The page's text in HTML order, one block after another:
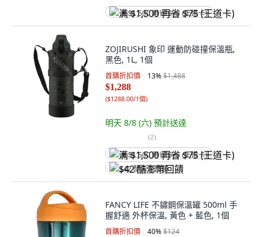
满 $1,500 再省 $75 (王道卡)
ZOJIRUSHI 象印 運動防碰撞保溫瓶,
黑色, 1L, 1個
首購折扣價 13%$1,488
$1,288
($1288.00/1個)
明天 8/8 (六) 預計送達
(2)
满 $1,500 再省 $75 (王道卡)
$42 酷澎幣回饋
FANCY LIFE 不鏽鋼保溫罐 500ml 手
握舒適 外杯保溫, 黃色 + 藍色, 1個
首購折扣價 40%$124